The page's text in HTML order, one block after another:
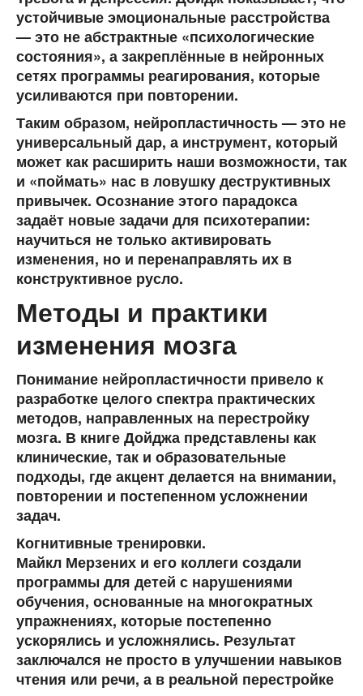
устойчивые эмоциональные расстройства
— это не абстрактные «психологические
состояния», а закреплённые в нейронных
сетях программы реагирования, которые
усиливаются при повторении.
Таким образом, нейропластичность — это не
универсальный дар, а инструмент, который
может как расширить наши возможности, так
и «поймать» нас в ловушку деструктивных
привычек. Осознание этого парадокса
задаёт новые задачи для психотерапии:
научиться не только активировать
изменения, но и перенаправлять их в
конструктивное русло.
Методы и практики
изменения мозга
Понимание нейропластичности привело к
разработке целого спектра практических
методов, направленных на перестройку
мозга. В книге Дойджа представлены как
клинические, так и образовательные
подходы, где акцент делается на внимании,
повторении и постепенном усложнении
задач.
Когнитивные тренировки.
Майкл Мерзених и его коллеги создали
программы для детей с нарушениями
обучения, основанные на многократных
упражнениях, которые постепенно
ускорялись и усложнялись. Результат
заключался не просто в улучшении навыков
чтения или речи, а в реальной перестройке